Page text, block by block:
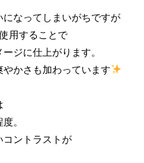
なってしまいがちですが
用することで
ジに仕上がります。
かさも加わっています
。
コントラストが